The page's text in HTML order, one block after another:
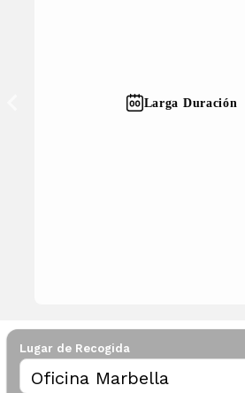
Seguros Especiales
Lugar de Recogida